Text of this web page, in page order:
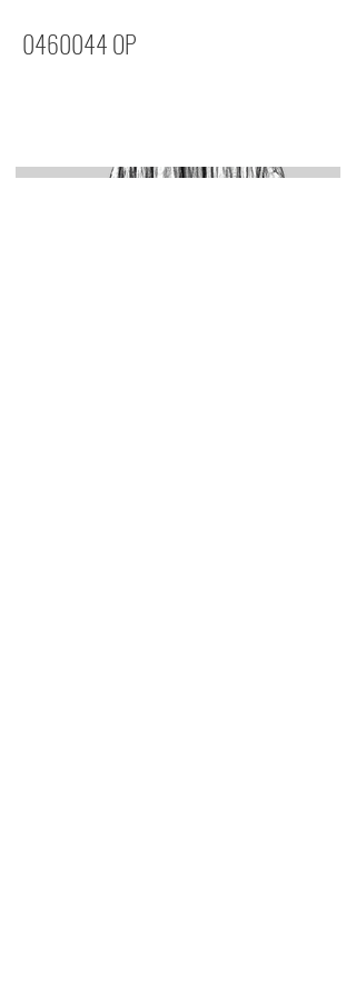
0460044OP